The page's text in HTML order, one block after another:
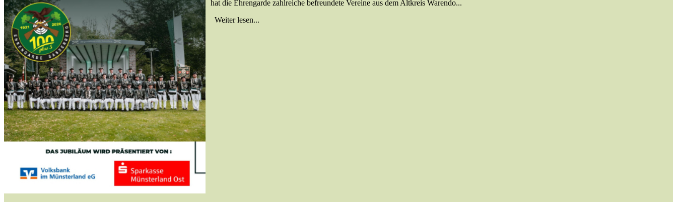
hat die Ehrengarde zahlreiche befreundete Vereine aus dem Altkreis Warendo...
Weiter lesen...